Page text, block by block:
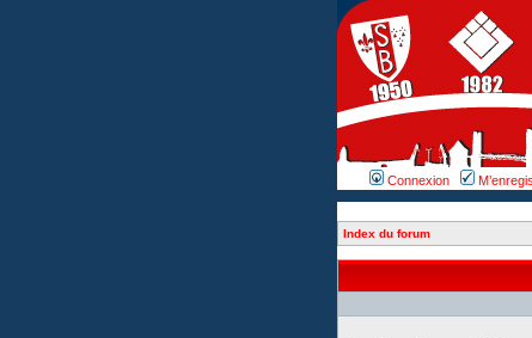
Connexion
Index du forum